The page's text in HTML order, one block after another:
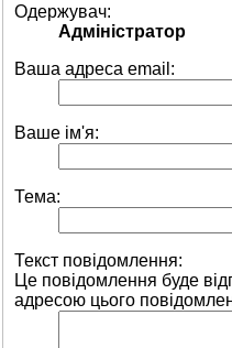
Одержувач:
Адміністратор
Ваша адреса email:
Ваше ім'я:
Тема:
Текст повідомлення:
Це повідомлення буде
адресою цього